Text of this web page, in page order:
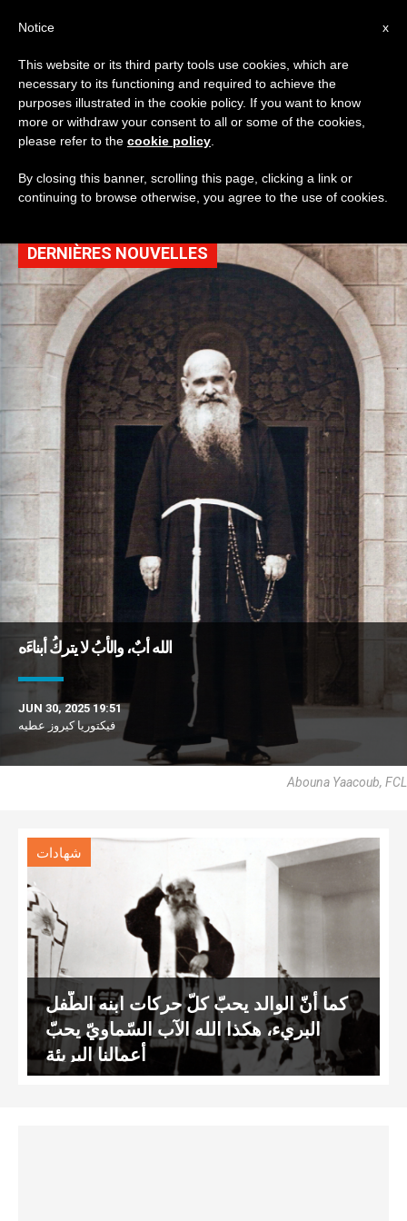
TAG
Posts Tagged ‘الآب
السماوي’
DERNIÈRES NOUVELLES
الله أبٌ، والأبُ لا يتركُ أبناءَه
JUN 30, 2025 19:51
فيكتوريا كيروز عطيه
Abouna Yaacoub, FCL
شهادات
كما أنّ الوالد يحبّ كلّ حركات ابنه الطّفل
البريء، هكذا الله الآب السّماويّ يحبّ
أعمالنا البريئة
x
Notice
This website or its third party tools use cookies, which are
necessary to its functioning and required to achieve the
purposes illustrated in the cookie policy. If you want to know
more or withdraw your consent to all or some of the cookies,
please refer to the cookie policy
By closing this banner, scrolling this page, clicking a link or
continuing to browse otherwise, you agree to the use of cookies.